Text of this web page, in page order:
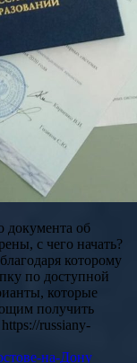
документа об
с чего начать?
которому
по доступной
которые
получить
russiany-
на-Дону